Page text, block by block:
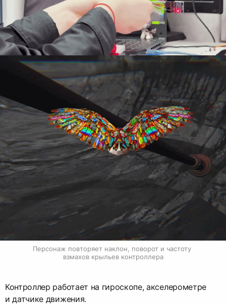
Персонаж повторяет наклон, поворот и частоту
взмахов крыльев контроллера
Контроллер работает на гироскопе, акселерометре
и датчике движения.